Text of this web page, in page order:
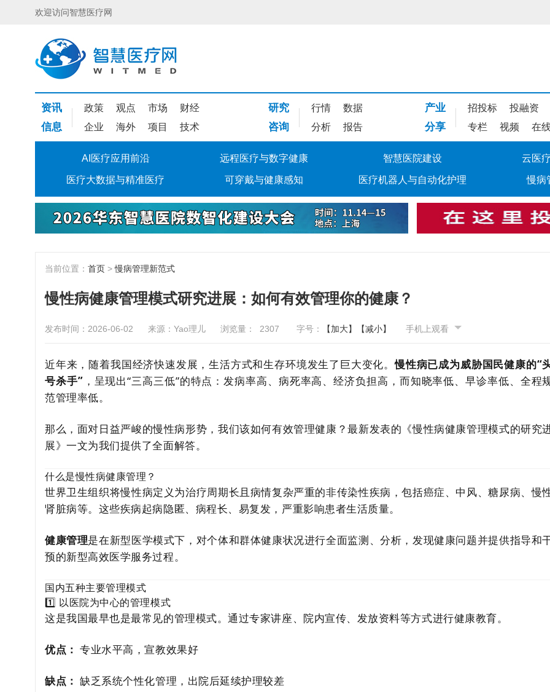
欢迎访问智慧医疗网
资讯 政策 观点 市场 财经
信息 企业 海外 项目 技术
研究 行情 数据
咨询 分析 报告
产业 招投标 投融资
分享 专栏 视频 在
AI医疗应用前沿 远程医疗与数字健康 智慧医院建设 云医
医疗大数据与精准医疗 可穿戴与健康感知 医疗机器人与自动化护理 慢病
当前位置： 首页 >慢病管理新范式
慢性病健康管理模式研究进展：如何有效管理你的健康？
发布时间：2026-06-02 来源：Yao理儿 浏览量： 2307 字号： 【加大】 【减小】 手机上观看
近年来，随着我国经济快速发展，生活方式和生存环境发生了巨大变化。慢性病已成为威胁国民健康的“
号杀手” ，呈现出“三高三低”的特点：发病率高、病死率高、经济负担高，而知晓率低、早诊率低、全程
范管理率低。
那么，面对日益严峻的慢性病形势，我们该如何有效管理健康？最新发表的《慢性病健康管理模式的研究
展》一文为我们提供了全面解答。
什么是慢性病健康管理？
世界卫生组织将慢性病定义为治疗周期长且病情复杂严重的非传染性疾病，包括癌症、中风、糖尿病、慢
肾脏病等。这些疾病起病隐匿、病程长、易复发，严重影响患者生活质量。
健康管理是在新型医学模式下，对个体和群体健康状况进行全面监测、分析，发现健康问题并提供指导和
预的新型高效医学服务过程。
国内五种主要管理模式
1️⃣ 以医院为中心的管理模式
这是我国最早也是最常见的管理模式。通过专家讲座、院内宣传、发放资料等方式进行健康教育。
优点： 专业水平高，宣教效果好
缺点： 缺乏系统个性化管理，出院后延续护理较差